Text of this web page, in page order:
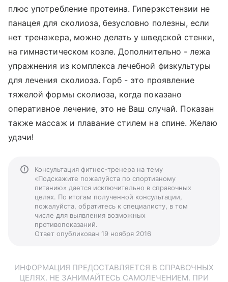
плюс употребление протеина. Гиперэкстензии не
панацея для сколиоза, безусловно полезны, если
нет тренажера, можно делать у шведской стенки,
на гимнастическом козле. Дополнительно - лежа
упражнения из комплекса лечебной физкультуры
для лечения сколиоза. Горб - это проявление
тяжелой формы сколиоза, когда показано
оперативное лечение, это не Ваш случай. Показан
также массаж и плавание стилем на спине. Желаю
удачи!
Консультация фитнес-тренера на тему
«Подскажите пожалуйста по спортивному
питанию» дается исключительно в справочных
целях. По итогам полученной консультации,
пожалуйста, обратитесь к специалисту, в том
числе для выявления возможных
противопоказаний.
Ответ опубликован 19 ноября 2016
ИНФОРМАЦИЯ ПРЕДОСТАВЛЯЕТСЯ В СПРАВОЧНЫХ
ЦЕЛЯХ. НЕ ЗАНИМАЙТЕСЬ САМОЛЕЧЕНИЕМ. ПРИ